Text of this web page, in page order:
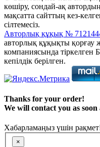
көшіру, сондай-ақ
мақсатта сайттың кез-
сілтемесіз.
Авторлық құқық №
авторлық құқықты қорғау
компаниясында
кепілдік берілген.
Thanks for your order!
We will contact you as soon
Хабарламаңыз үшін
×